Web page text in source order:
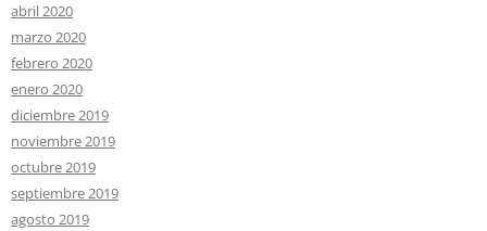
abril 2020
marzo 2020
febrero 2020
enero 2020
diciembre 2019
noviembre 2019
octubre 2019
septiembre 2019
agosto 2019